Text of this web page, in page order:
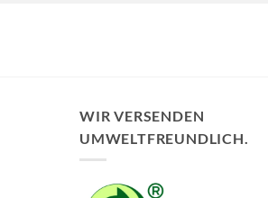
WIR VERSENDEN
UMWELTFREUNDLICH.